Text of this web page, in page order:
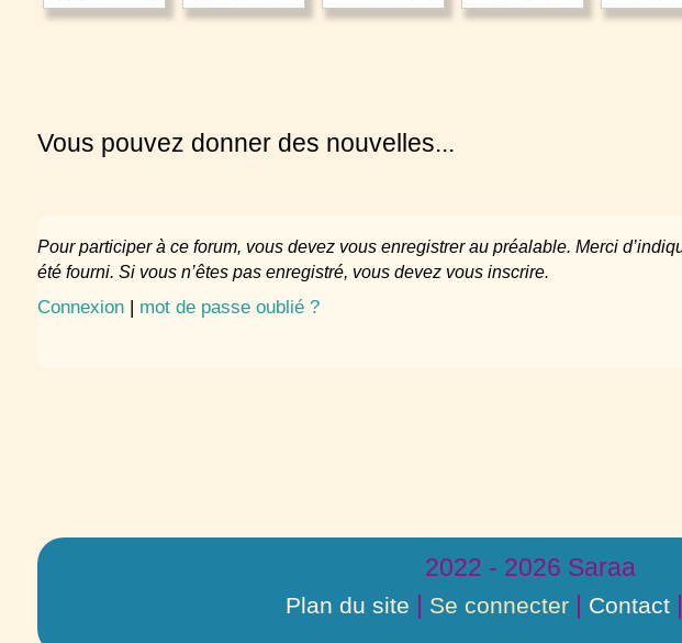
Vous pouvez donner des nouvelles...
Pour participer à ce forum, vous devez vous enregistrer au préalable. Merci d’indiquer ci-dessous l’identifiant personnel qui vous a
été fourni. Si vous n’êtes pas enregistré, vous devez vous inscrire.
Connexion | mot de passe oublié ?
2022 - 2026 Saraa
Plan du site | Se connecter| Contact|